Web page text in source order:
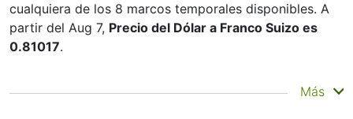
cualquiera de los 8 marcos temporales disponibles. A
partir del Aug 7, Precio del Dólar a Franco Suizo es
0.81017.
Moviendo el inicio y el final del marco temporal en el
Más